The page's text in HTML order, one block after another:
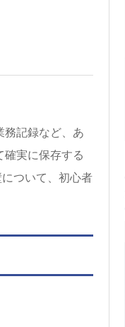
務記録など、あ
確実に保存する
ついて、初心者